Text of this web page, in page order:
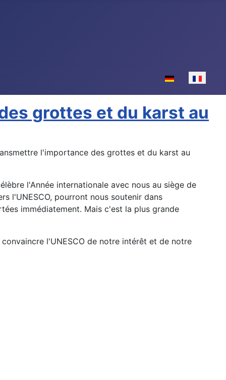
Sélectionnez
grottes et du karst au
l'importance des grottes et du karst au
l'Année internationale avec nous au siège de
l'UNESCO, pourront nous soutenir dans
immédiatement. Mais c'est la plus grande
l'UNESCO de notre intérêt et de notre